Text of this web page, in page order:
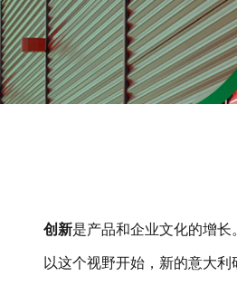
创新是产品和企业文化的增长
以这个视野开始，新的意大